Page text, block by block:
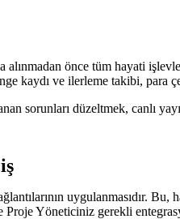
alınmadan önce tüm hayati
kaydı ve ilerleme takibi,
sorunları düzeltmek, canlı
uygulanmasıdır.
Proje Yöneticiniz gerekli